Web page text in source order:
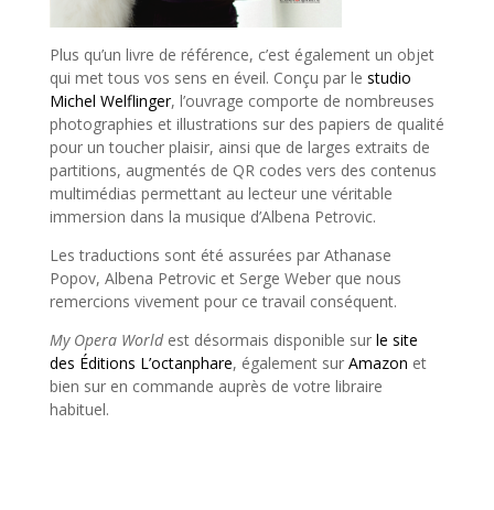
Plus qu’un livre de référence, c’est également un objet
qui met tous vos sens en éveil. Conçu par le studio
Michel Welflinger, l’ouvrage comporte de nombreuses
photographies et illustrations sur des papiers de qualité
pour un toucher plaisir, ainsi que de larges extraits de
partitions, augmentés de QR codes vers des contenus
multimédias permettant au lecteur une véritable
immersion dans la musique d’Albena Petrovic.
Les traductions sont été assurées par Athanase
Popov, Albena Petrovic et Serge Weber que nous
remercions vivement pour ce travail conséquent.
My Opera World est désormais disponible sur le site
des Éditions L’octanphare, également sur Amazon et
bien sur en commande auprès de votre libraire
habituel.